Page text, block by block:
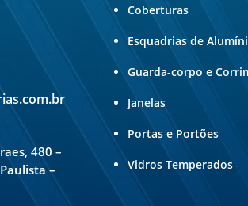
480 –
–
Coberturas
Esquadrias de
Guarda-corpo e
Janelas
Portas e Portões
Vidros Temperados